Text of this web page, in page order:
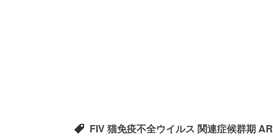
FIV 猫免疫不全ウイルス 関連症候群期